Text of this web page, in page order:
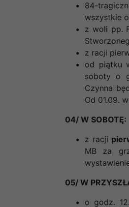
84-
wszystkie
z woli pp.
z racji
od piątku
soboty o
Czynna
Od 01.09.
04/ W SOBOTĘ:
z racji
MB za
05/ W
o godz.